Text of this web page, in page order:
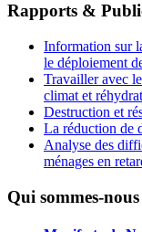
Rapports &
Information sur
le déploiement
Travailler avec
climat et
Destruction et
La réduction de
Analyse des
ménages en
Qui sommes-nous